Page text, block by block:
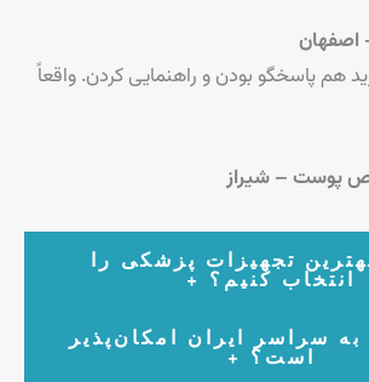
اصفهان
هم پاسخگو بودن و راهنمایی کردن. واقعاً
پوست – شیراز
تجهیزات پزشکی را
انتخاب کنیم؟ +
نیاز درمانی، فضای کلینیک و بودجه انجام
با مشاوره تخصصی شما را راهنمایی می‌کند.
به سراسر ایران امکان‌پذیر
است؟ +